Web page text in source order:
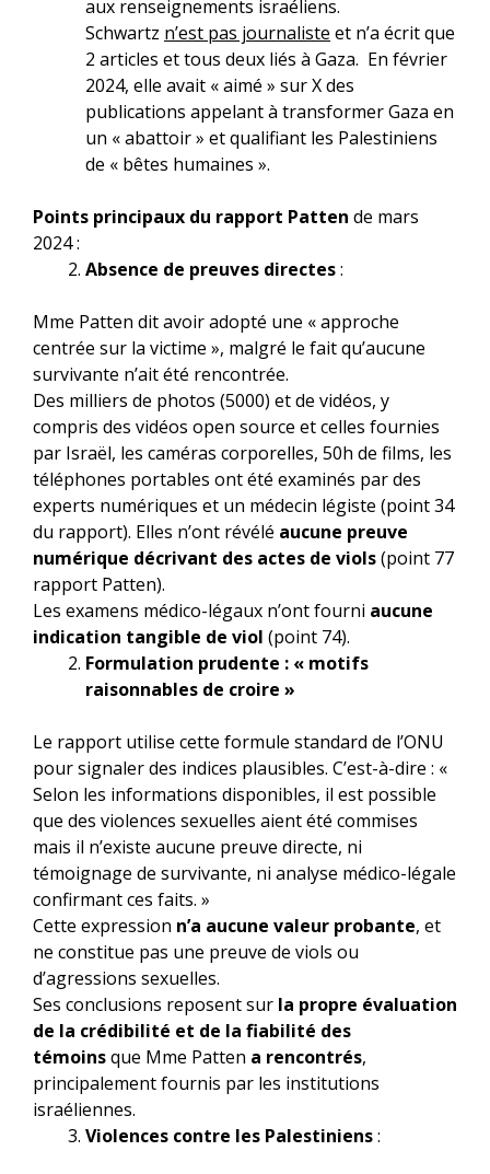
aux renseignements israéliens.
Schwartz n’est pas journaliste et n’a écrit que
2 articles et tous deux liés à Gaza. En février
2024, elle avait « aimé » sur X des
publications appelant à transformer Gaza en
un « abattoir » et qualifiant les Palestiniens
de « bêtes humaines ».
Points principaux du rapport Patten de mars
2024 :
Absence de preuves directes:
Mme Patten dit avoir adopté une « approche
centrée sur la victime », malgré le fait qu’aucune
survivante n’ait été rencontrée.
Des milliers de photos (5000) et de vidéos, y
compris des vidéos open source et celles fournies
par Israël, les caméras corporelles, 50h de films, les
téléphones portables ont été examinés par des
experts numériques et un médecin légiste (point 34
du rapport). Elles n’ont révélé aucune preuve
numérique décrivant des actes de viols(point 77
rapport Patten).
Les examens médico-légaux n’ont fourni aucune
indication tangible de viol (point 74).
Formulation prudente : « motifs
raisonnables de croire »
Le rapport utilise cette formule standard de l’ONU
pour signaler des indices plausibles. C’est-à-dire : «
Selon les informations disponibles, il est possible
que des violences sexuelles aient été commises
mais il n’existe aucune preuve directe, ni
témoignage de survivante, ni analyse médico-légale
confirmant ces faits. »
Cette expression n’a aucune valeur probante, et
ne constitue pas une preuve de viols ou
d’agressions sexuelles.
Ses conclusions reposent sur la propre évaluation
de la crédibilité et de la fiabilité des
témoinsque Mme Patten a rencontrés,
principalement fournis par les institutions
israéliennes.
Violences contre les Palestiniens: